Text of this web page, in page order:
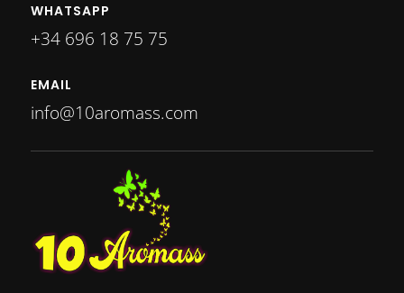
WHATSAPP
+34 696 18 75 75
EMAIL
info@10aromass.com